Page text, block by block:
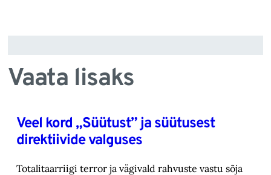
Vaata lisaks
Veel kord „Süütust” ja süütusest
direktiivide valguses
Totalitaarriigi terror ja vägivald rahvuste vastu sõja